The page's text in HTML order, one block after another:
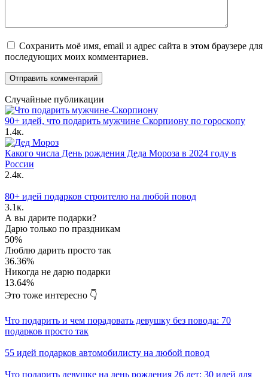
Сохранить моё имя, email и адрес сайта в этом браузере для
последующих моих комментариев.
Случайные публикации
90+ идей, что подарить мужчине Скорпиону по гороскопу
1.4к.
Какого числа День рождения Деда Мороза в 2024 году в
России
2.4к.
80+ идей подарков строителю на любой повод
3.1к.
А вы дарите подарки?
Дарю только по праздникам
50%
Люблю дарить просто так
36.36%
Никогда не дарю подарки
13.64%
Это тоже интересно 👇
Что подарить и чем порадовать девушку без повода: 70
подарков просто так
55 идей подарков автомобилисту на любой повод
Что подарить девушке на день рождения 26 лет: 30 идей для